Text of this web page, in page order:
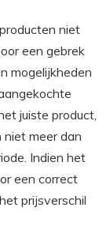
niet
een gebrek
mogelijkheden
juiste product,
meer dan
Indien het
een correct
prijsverschil